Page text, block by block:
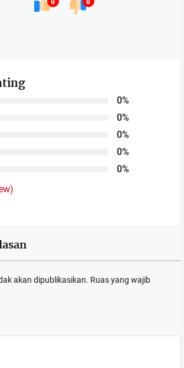
0%
0%
0%
0%
0%
akan dipublikasikan. Ruas yang wajib